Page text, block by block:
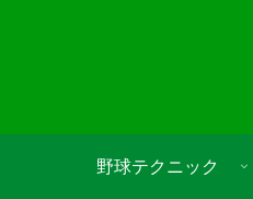
野球テクニック